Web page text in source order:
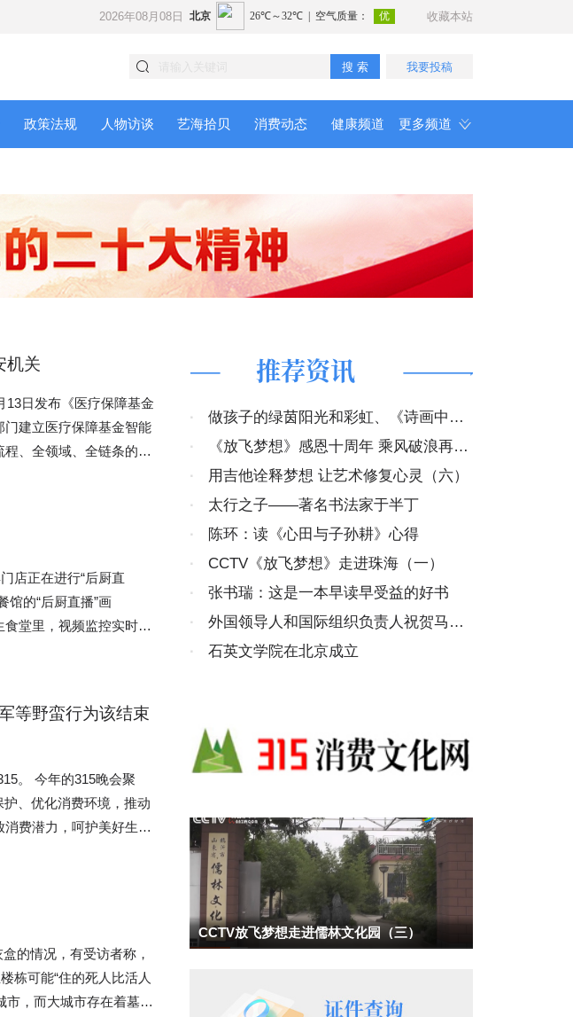
2026年08月08日 收藏本站
搜 索 我要投稿
政策法规 人物访谈 艺海拾贝 消费动态 健康频道 更多频道
推荐资讯
·
做孩子的绿茵阳光和彩虹、《诗画中
国》《商企故事》开机
·
《放飞梦想》感恩十周年 乘风破浪再扬
帆（七）
·
用吉他诠释梦想 让艺术修复心灵（六）
·
太行之子——著名书法家于半丁
·
陈环：读《心田与子孙耕》心得
·
CCTV《放飞梦想》走进珠海（一）
·
张书瑞：这是一本早读早受益的好书
·
外国领导人和国际组织负责人祝贺马年
新春
· 石英文学院在北京成立
CCTV放飞梦想走进儒林文化园（三）
机关
13日发布《医疗保障基金
建立医疗保障基金智能
、全领域、全链条的智
明确。 细则明确，医
卖医保药品；组织或者
疗救助基金等。 细则
点医药机构申报的费用
保障基金使用管理措
店正在进行“后厨直
的“后厨直播”画
里，视频监控实时显
菜是现炒的吗？后厨
办公厅、国务院办公厅
提出“推动平台和商户实
监督。” “互联网＋明厨
行实时直播，受到消费者
饮商户进行“后厨直
直接进入商家页面，而
”曾瑛边滑动页面边
一名工作人员则在切
更直观。”曾瑛说。 近
餐饮服务食品安全监督
等野蛮行为该结束
护、优化消费环境，推动
费潜力，呵护美好生
机。主板机，不断叠加
的设备，可以操纵游
里可以操控一切的王
的情况，有受访者称，
栋可能“住的死人比活人